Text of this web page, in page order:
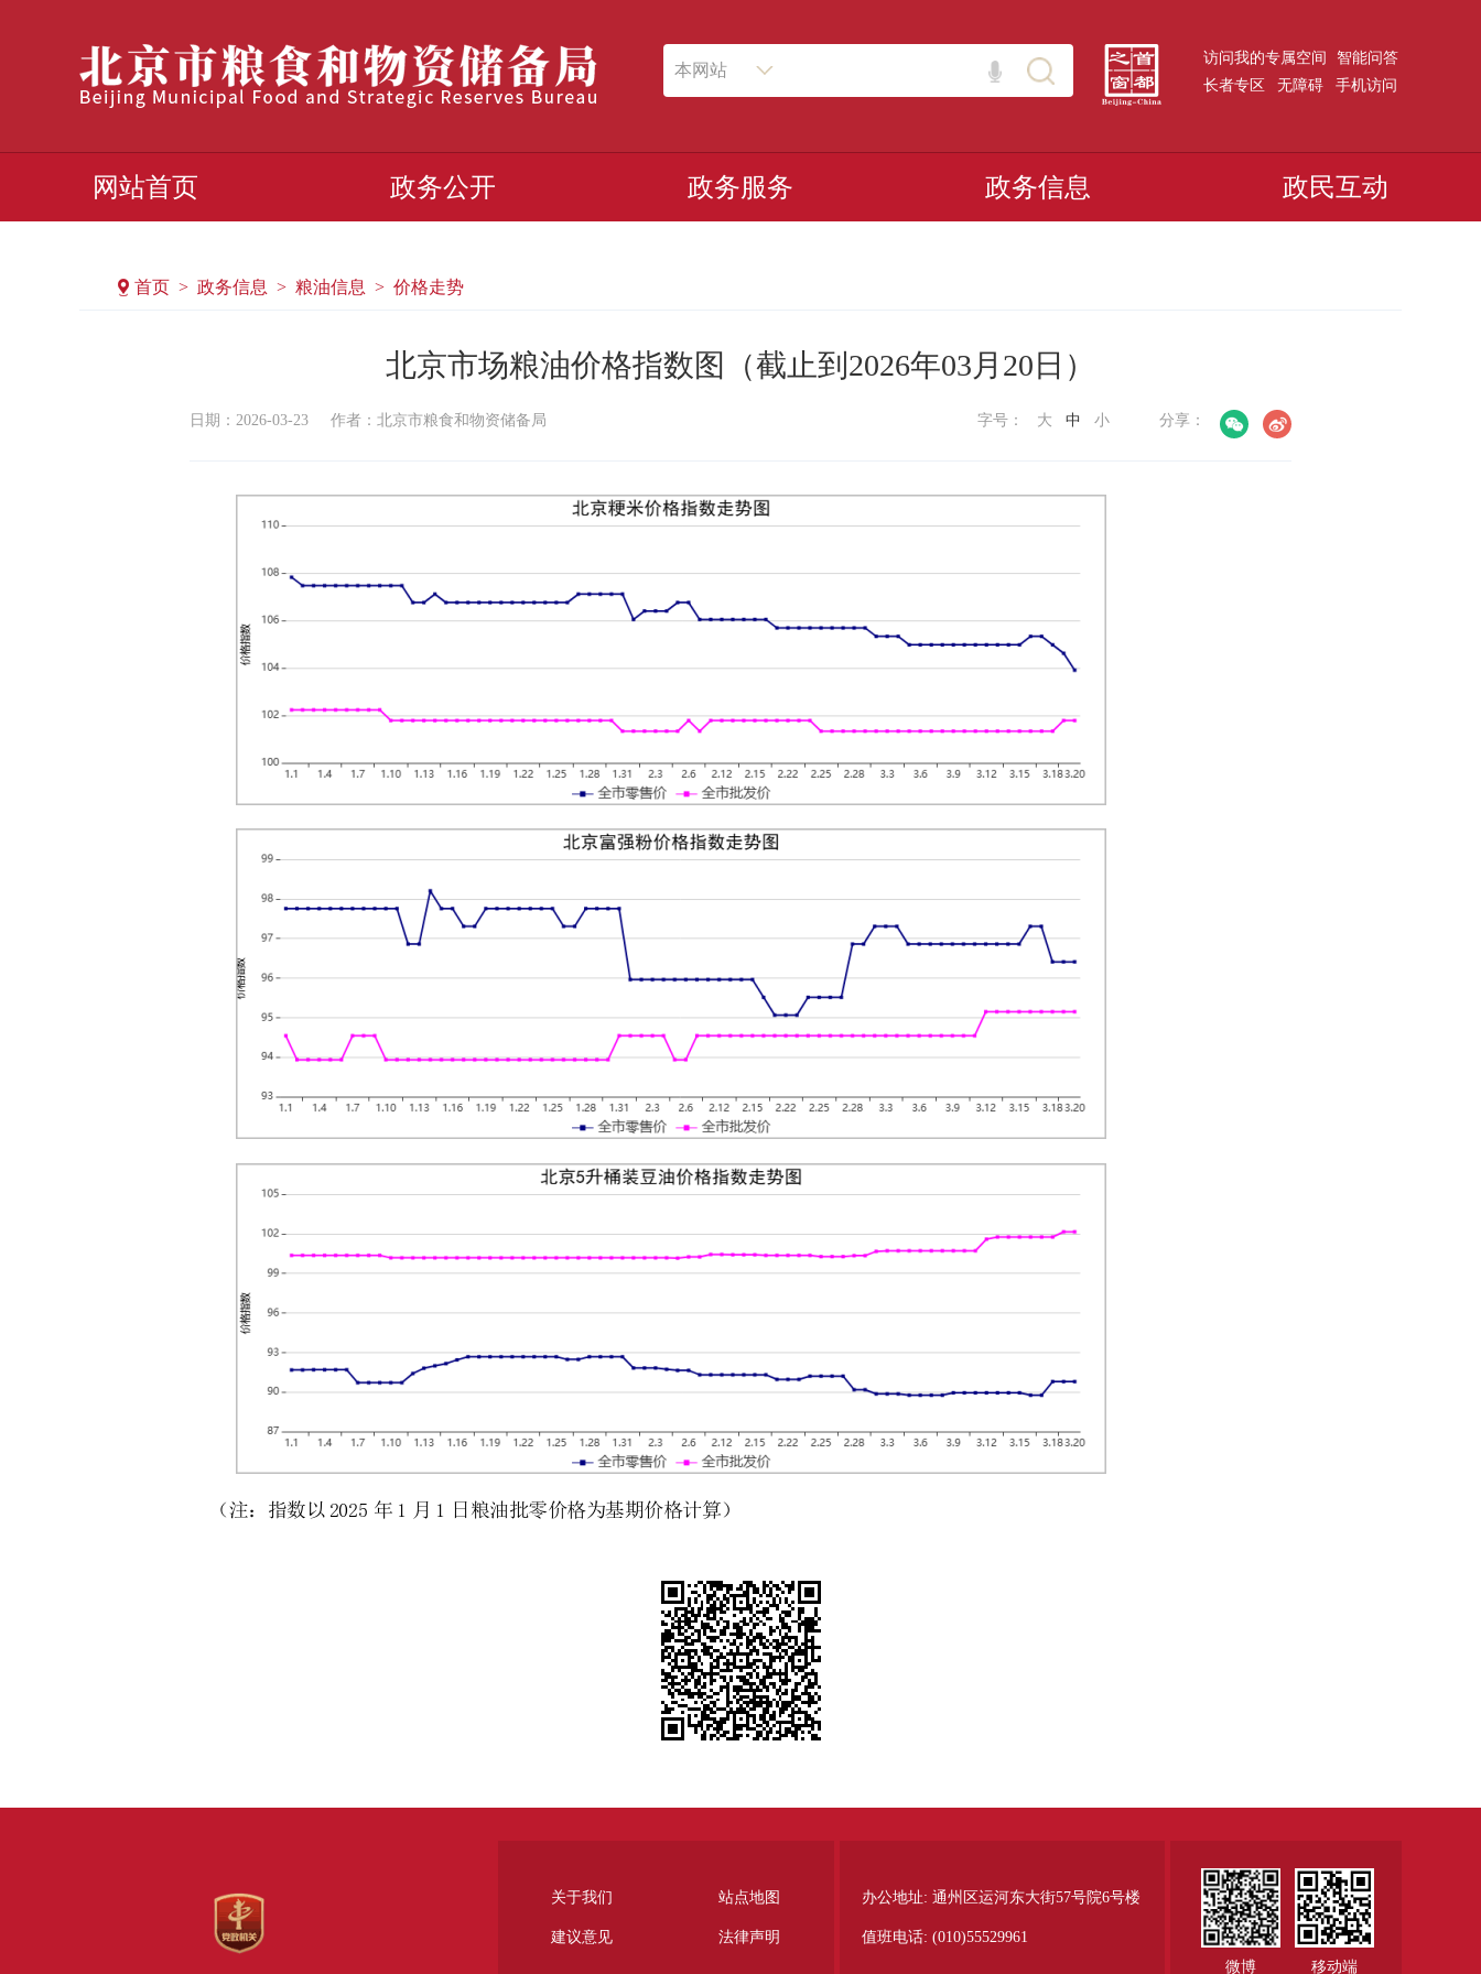
本网站
访问我的专属空间
智能问答
长者专区
无障碍 手机访问
网站首页 政务公开 政务服务 政务信息 政民互动
首页 > 政务信息 > 粮油信息 > 价格走势
北京市场粮油价格指数图（截止到2026年03月20日）
日期：2026-03-23 作者：​北京市粮食和物资储备局 分享：
字号： 大 中 小
微博 移动端
办公地址: 通州区运河东大街57号院6号楼
值班电话: (010)55529961
关于我们 站点地图
建议意见 法律声明